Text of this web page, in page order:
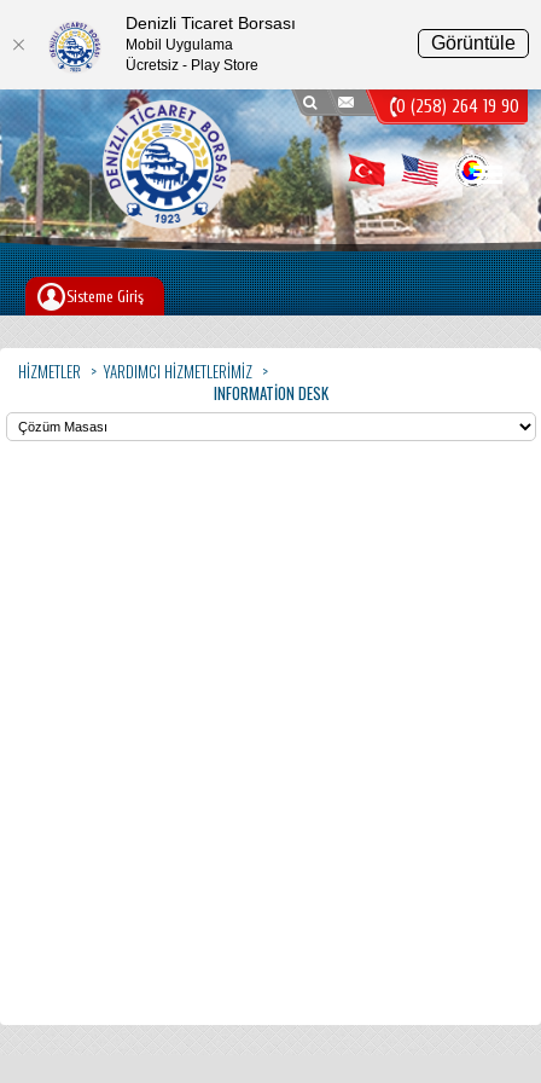
0 (258) 264 19 90
Sisteme Giriş
HIZMETLER
YARDIMCI HIZMETLERIMIZ
INFORMATION DESK
Menu
Denizli Ticaret Borsası
Mobil Uygulama
Ücretsiz - Play Store
Görüntüle